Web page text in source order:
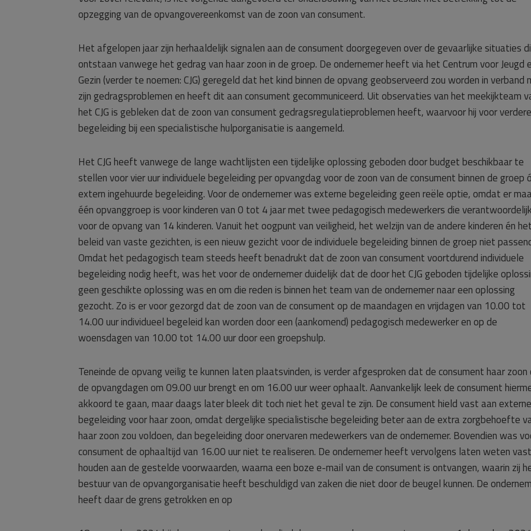
opzegging van de opvangovereenkomst van de zoon van consument.
Het afgelopen jaar zijn herhaaldelijk signalen aan de consument doorgegeven over de gevaarlijke situaties
ontstaan vanwege het gedrag van haar zoon in de groep. De ondernemer heeft via het Centrum voor Jeugd
Gezin (verder te noemen: CJG) geregeld dat het kind binnen de opvang geobserveerd zou worden in verband
zijn gedragsproblemen en heeft dit aan consument gecommuniceerd. Uit observaties van het meekijkteam
het CJG is gebleken dat de zoon van consument gedragsregulatieproblemen heeft, waarvoor hij voor verdere
begeleiding bij een specialistische hulporganisatie is aangemeld.
Het CJG heeft vanwege de lange wachtlijsten een tijdelijke oplossing geboden door budget beschikbaar te
stellen voor vier uur individuele begeleiding per opvangdag voor de zoon van de consument binnen de groep
extern ingehuurde begeleiding. Voor de ondernemer was externe begeleiding geen reële optie, omdat er
één opvanggroep is voor kinderen van 0 tot 4 jaar met twee pedagogisch medewerkers die
voor de opvang van 14 kinderen. Vanuit het oogpunt van veiligheid, het welzijn van de andere kinderen én het
beleid van vaste gezichten, is een nieuw gezicht voor de individuele begeleiding binnen de groep niet
Omdat het pedagogisch team steeds heeft benadrukt dat de zoon van consument voortdurend individuele
begeleiding nodig heeft, was het voor de ondernemer duidelijk dat de door het CJG geboden tijdelijke
geen geschikte oplossing was en om die reden is binnen het team van de ondernemer naar een oplossing
gezocht. Zo is er voor gezorgd dat de zoon van de consument op de maandagen en vrijdagen van 10.00 tot
14.00 uur individueel begeleid kan worden door een (aankomend) pedagogisch medewerker en op de
woensdagen van 10.00 tot 14.00 uur door een groepshulp.
Teneinde de opvang veilig te kunnen laten plaatsvinden, is verder afgesproken dat de consument haar zoon
de opvangdagen om 09.00 uur brengt en om 16.00 uur weer ophaalt. Aanvankelijk leek de consument
akkoord te gaan, maar daags later bleek dit toch niet het geval te zijn. De consument hield vast aan externe
begeleiding voor haar zoon, omdat dergelijke specialistische begeleiding beter aan de extra zorgbehoefte
haar zoon zou voldoen, dan begeleiding door onervaren medewerkers van de ondernemer. Bovendien was
consument de ophaaltijd van 16.00 uur niet te realiseren. De ondernemer heeft vervolgens laten weten
houden aan de gestelde voorwaarden, waarna een boze e-mail van de consument is ontvangen, waarin zij
bestuur van de opvangorganisatie heeft beschuldigd van zaken die niet door de beugel kunnen. De
heeft daar de grens getrokken en op